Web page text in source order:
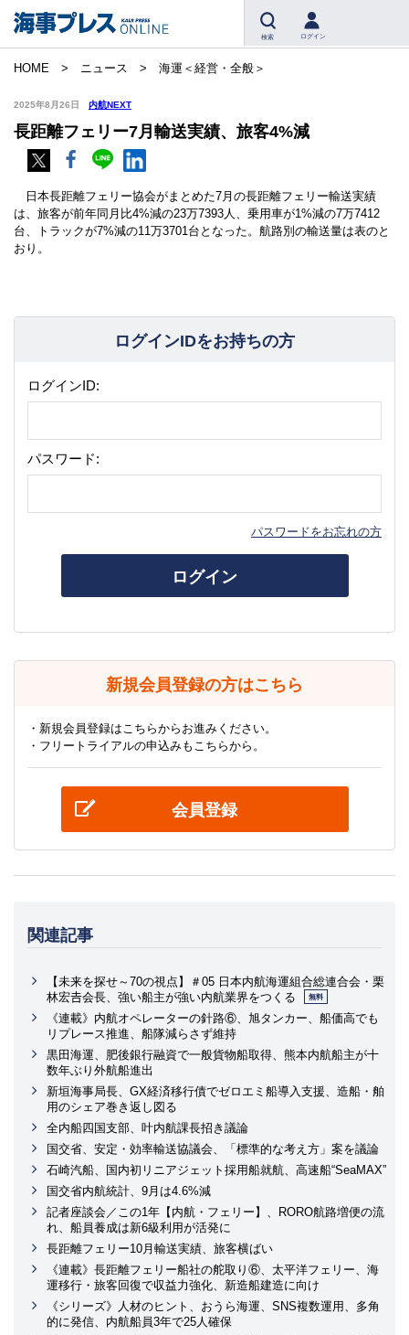
検索 ログイン
HOME ニュース 海運＜経営・全般＞
2025年8月26日 内航NEXT
長距離フェリー7月輸送実績、旅客4%減
日本長距離フェリー協会がまとめた7月の長距離フェリー輸送実績
は、旅客が前年同月比4%減の23万7393人、乗用車が1%減の7万7412
台、トラックが7%減の11万3701台となった。航路別の輸送量は表のと
おり。
ログインIDをお持ちの方
ログインID:
パスワード:
パスワードをお忘れの方
ログイン
新規会員登録の方はこちら
・新規会員登録はこちらからお進みください。
・フリートライアルの申込みもこちらから。
会員登録
関連記事
【未来を探せ～70の視点】＃05 日本内航海運組合総連合会・栗
林宏𠮷会長、強い船主が強い内航業界をつくる
無料
《連載》内航オペレーターの針路⑥、旭タンカー、船価高でも
リプレース推進、船隊減らさず維持
黒田海運、肥後銀行融資で一般貨物船取得、熊本内航船主が十
数年ぶり外航船進出
新垣海事局長、GX経済移行債でゼロエミ船導入支援、造船・舶
用のシェア巻き返し図る
全内船四国支部、叶内航課長招き議論
国交省、安定・効率輸送協議会、「標準的な考え方」案を議論
石崎汽船、国内初リニアジェット採用船就航、高速船“SeaMAX”
国交省内航統計、9月は4.6%減
記者座談会／この1年【内航・フェリー】、RORO航路増便の流
れ、船員養成は新6級利用が活発に
長距離フェリー10月輸送実績、旅客横ばい
《連載》長距離フェリー船社の舵取り⑥、太平洋フェリー、海
運移行・旅客回復で収益力強化、新造船建造に向け
《シリーズ》人材のヒント、おうら海運、SNS複数運用、多角
的に発信、内航船員3年で25人確保